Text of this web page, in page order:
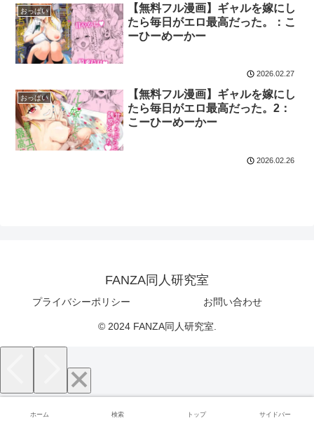
おっぱい
【無料フル漫画】ギャルを嫁にし
たら毎日がエロ最高だった。：こ
ーひーめーかー
2026.02.27
おっぱい
【無料フル漫画】ギャルを嫁にし
たら毎日がエロ最高だった。2：
こーひーめーかー
2026.02.26
FANZA同人研究室
プライバシーポリシー お問い合わせ
© 2024 FANZA同人研究室.
ホーム 検索 トップ サイドバー